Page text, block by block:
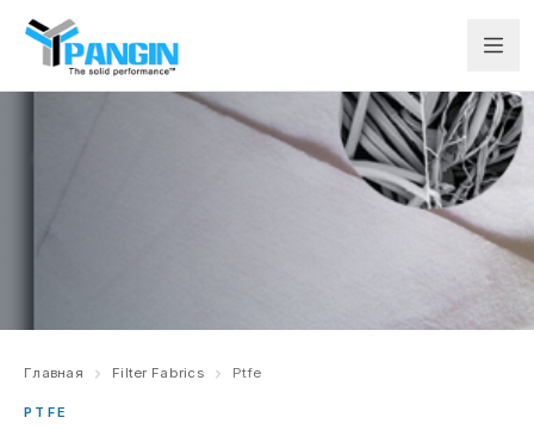
Главная Filter Fabrics Ptfe
PTFE